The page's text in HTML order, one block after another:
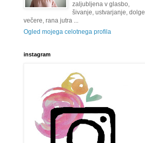
zaljubljena v glasbo,
šivanje, ustvarjanje, dolge
večere, rana jutra ...
Ogled mojega celotnega profila
instagram